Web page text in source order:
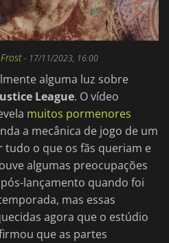
- 17/11/2023, 16:00
alguma luz sobre
League. O vídeo
muitos pormenores
a mecânica de jogo de um
tudo o que os fãs queriam e
algumas preocupações
lançamento quando foi
mas essas
agora que o estúdio
que as partes